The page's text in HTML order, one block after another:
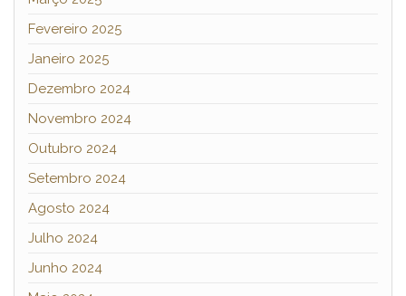
Fevereiro 2025
Janeiro 2025
Dezembro 2024
Novembro 2024
Outubro 2024
Setembro 2024
Agosto 2024
Julho 2024
Junho 2024